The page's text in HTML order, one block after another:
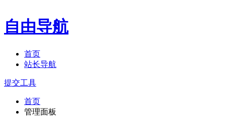
自由导航
首页
站长导航
提交工具
首页
管理面板